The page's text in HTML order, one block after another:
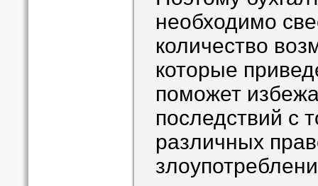
необходимо
количество
которые
поможет
последствий с
различных